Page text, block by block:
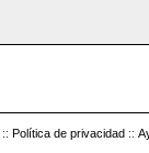
:: Política de privacidad ::